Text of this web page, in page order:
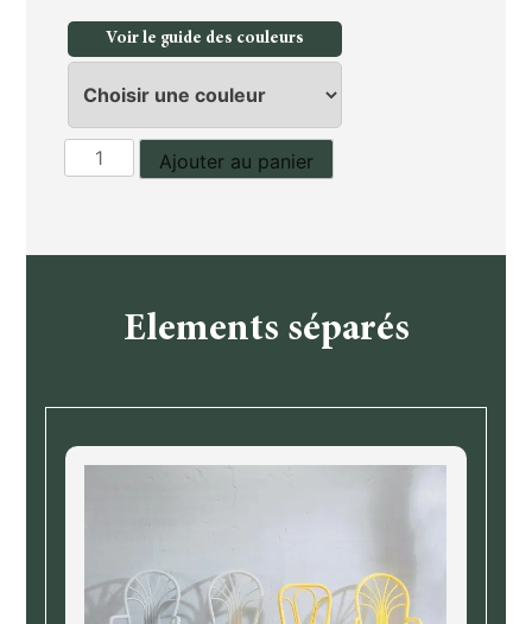
Voir le guide des couleurs
quantité
de
Ajouter au panier
Elements séparés